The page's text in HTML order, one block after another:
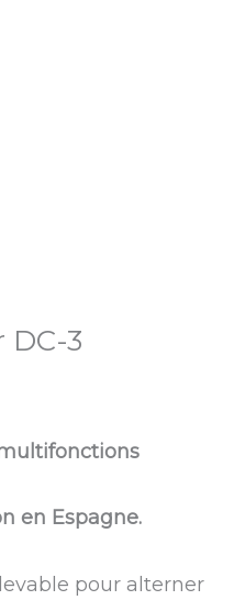
DC-3
en Espagne.
pour alterner